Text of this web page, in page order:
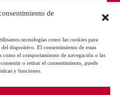
de
tecnologías como las cookies para
dispositivo. El consentimiento de estas
como el comportamiento de navegación o las
o retirar el consentimiento, puede
y funciones.